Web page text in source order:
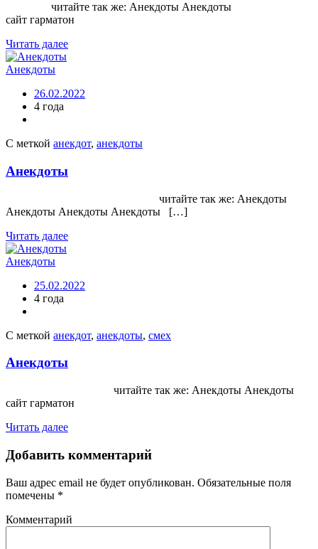
читайте так же: Анекдоты Анекдоты
сайт гарматон
Читать далее
Анекдоты
26.02.2022
4 года
С меткой анекдот, анекдоты
Анекдоты
читайте так же: Анекдоты
Анекдоты Анекдоты Анекдоты […]
Читать далее
Анекдоты
25.02.2022
4 года
С меткой анекдот, анекдоты, смех
Анекдоты
читайте так же: Анекдоты Анекдоты
сайт гарматон
Читать далее
Добавить комментарий
Ваш адрес email не будет опубликован. Обязательные поля
помечены *
Комментарий